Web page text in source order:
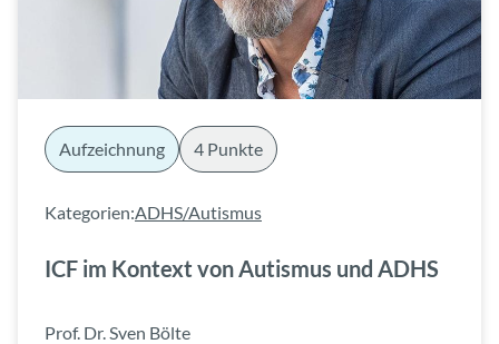
Aufzeichnung 4 Punkte
Kategorien:ADHS/Autismus
ICF im Kontext von Autismus und ADHS
Prof. Dr. Sven Bölte